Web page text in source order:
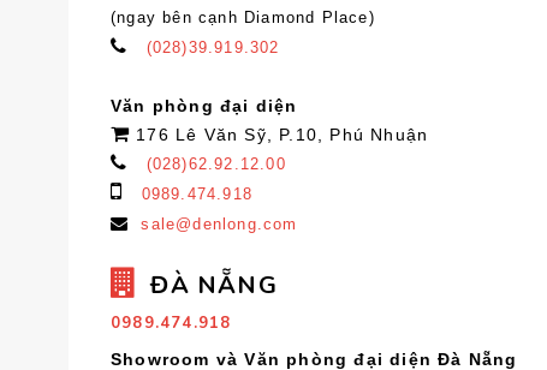
(ngay bên cạnh Diamond Place)
(028)39.919.302
Văn phòng đại diện
176 Lê Văn Sỹ, P.10, Phú Nhuận
(028)62.92.12.00
0989.474.918
sale@denlong.com
ĐÀ NẴNG
0989.474.918
Showroom và Văn phòng đại diện Đà Nẵng